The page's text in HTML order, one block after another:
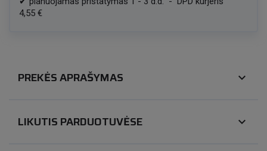
4,55 €
PREKĖS APRAŠYMAS expand_more
LIKUTIS PARDUOTUVĖSE expand_more